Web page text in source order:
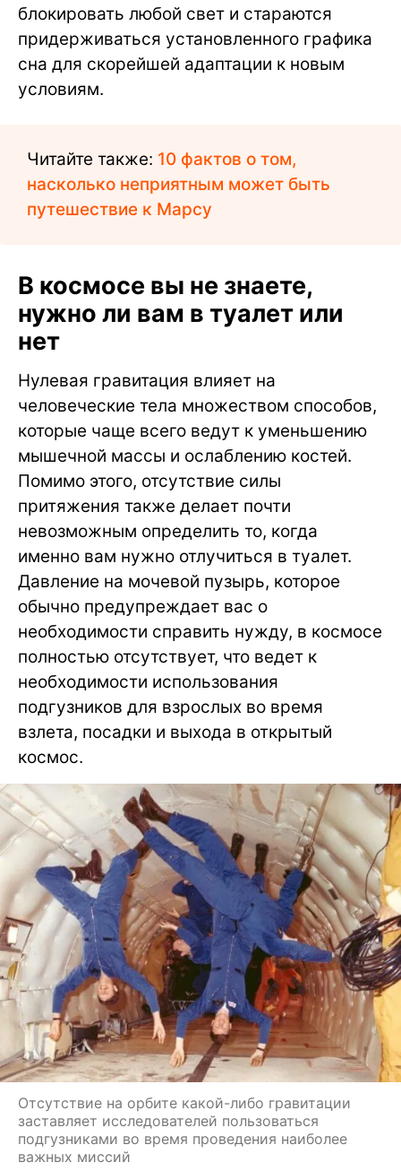
блокировать любой свет и стараются
придерживаться установленного графика
сна для скорейшей адаптации к новым
условиям.
Читайте также: 10 фактов о том,
насколько неприятным может быть
путешествие к Марсу
В космосе вы не знаете,
нужно ли вам в туалет или
нет
Нулевая гравитация влияет на
человеческие тела множеством способов,
которые чаще всего ведут к уменьшению
мышечной массы и ослаблению костей.
Помимо этого, отсутствие силы
притяжения также делает почти
невозможным определить то, когда
именно вам нужно отлучиться в туалет.
Давление на мочевой пузырь, которое
обычно предупреждает вас о
необходимости справить нужду, в космосе
полностью отсутствует, что ведет к
необходимости использования
подгузников для взрослых во время
взлета, посадки и выхода в открытый
космос.
Отсутствие на орбите какой-либо гравитации
заставляет исследователей пользоваться
подгузниками во время проведения наиболее
важных миссий